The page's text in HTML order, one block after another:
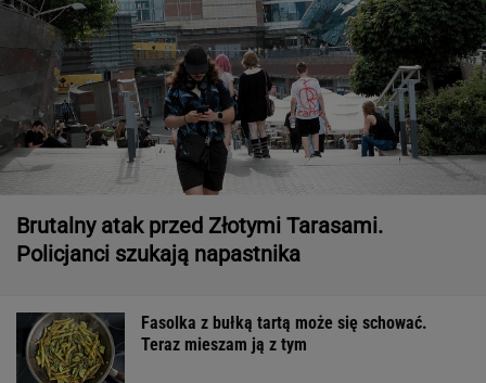
Brutalny atak przed Złotymi Tarasami.
Policjanci szukają napastnika
Fasolka z bułką tartą może się schować.
Teraz mieszam ją z tym